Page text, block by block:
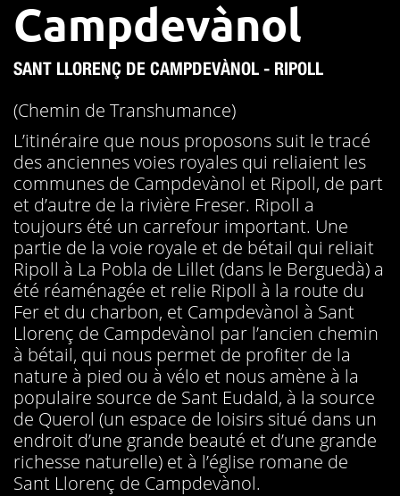
Campdevànol
SANT LLORENÇ DE CAMPDEVÀNOL - RIPOLL
(Chemin de Transhumance)
L’itinéraire que nous proposons suit le tracé
des anciennes voies royales qui reliaient les
communes de Campdevànol et Ripoll, de part
et d’autre de la rivière Freser. Ripoll a
toujours été un carrefour important. Une
partie de la voie royale et de bétail qui reliait
Ripoll à La Pobla de Lillet (dans le Berguedà) a
été réaménagée et relie Ripoll à la route du
Fer et du charbon, et Campdevànol à Sant
Llorenç de Campdevànol par l’ancien chemin
à bétail, qui nous permet de profiter de la
nature à pied ou à vélo et nous amène à la
populaire source de Sant Eudald, à la source
de Querol (un espace de loisirs situé dans un
endroit d’une grande beauté et d’une grande
richesse naturelle) et à l’église romane de
Sant Llorenç de Campdevànol.